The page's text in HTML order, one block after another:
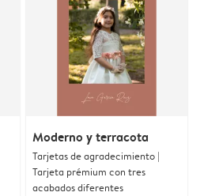
Moderno y terracota
Tarjetas de agradecimiento |
Tarjeta prémium con tres
acabados diferentes